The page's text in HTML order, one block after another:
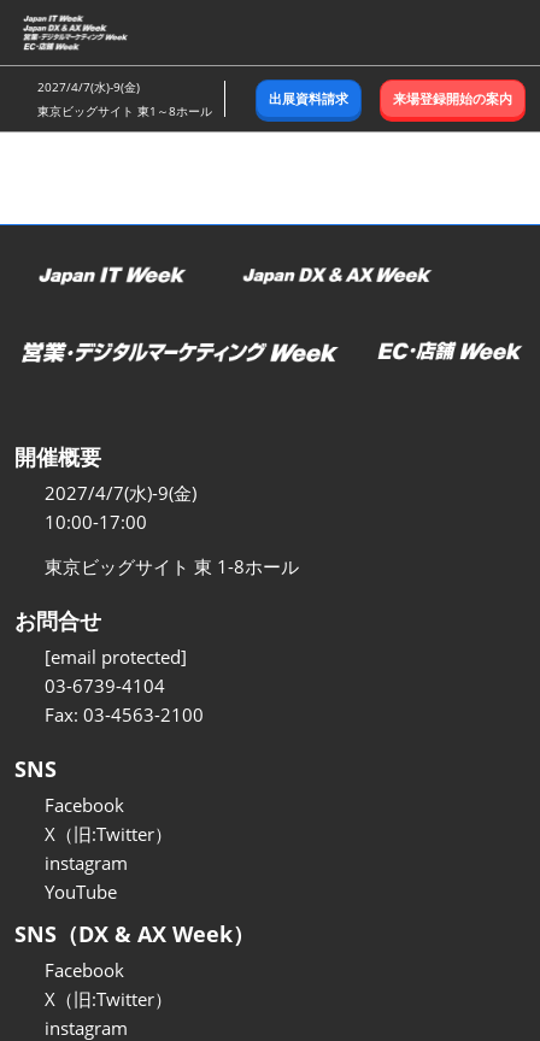
ス
キ
ッ
し
む
2027/4/7(水)-9(金)
東京ビッグサイト 東1～8ホール
出展資料請求 来場登録開始の案内
開催概要
2027/4/7(水)-9(金)
10:00-17:00
東京ビッグサイト 東 1-8ホール
お問合せ
[email protected]
03-6739-4104
Fax: 03-4563-2100
SNS
Facebook
X（旧:Twitter）
instagram
YouTube
SNS（DX & AX Week）
Facebook
X（旧:Twitter）
instagram